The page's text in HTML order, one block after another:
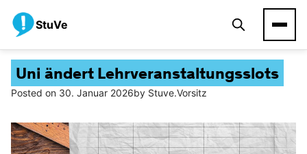
StuVe
Uni ändert Lehrveranstaltungsslots
Posted on 30. Januar 2026by Stuve.vorsitz